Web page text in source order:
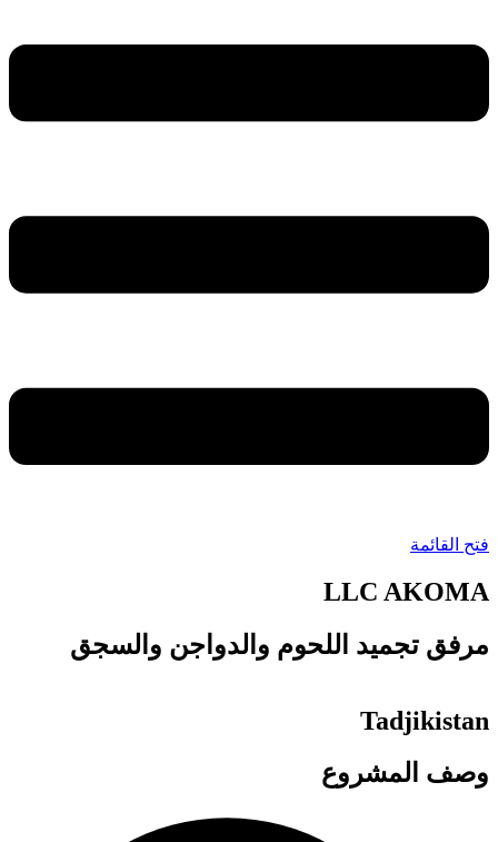
فتح القائمة
LLC AKOMA
مرفق تجميد اللحوم والدواجن والسجق
Tadjikistan
وصف المشروع